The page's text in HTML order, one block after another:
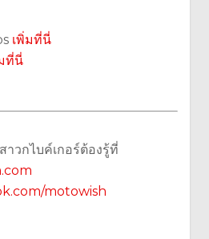
เพิ่มที่นี่
ที่นี่
าวกไบค์เกอร์ต้องรู้ที่
motowish